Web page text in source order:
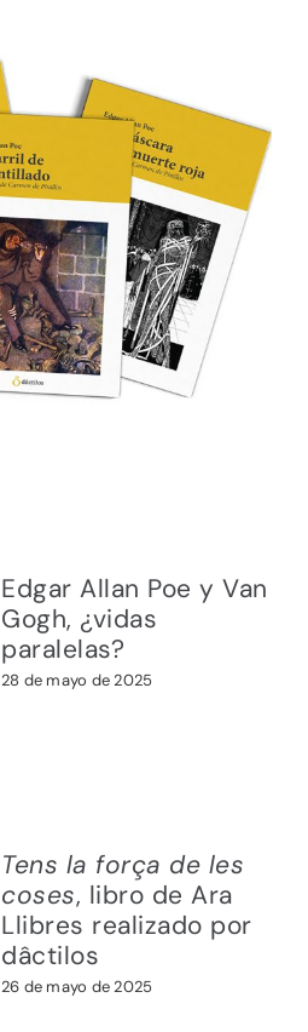
Edgar Allan Poe y Van
Gogh, ¿vidas
paralelas?
28 de mayo de 2025
Tens la força de les
coses, libro de Ara
Llibres realizado por
dâctilos
26 de mayo de 2025